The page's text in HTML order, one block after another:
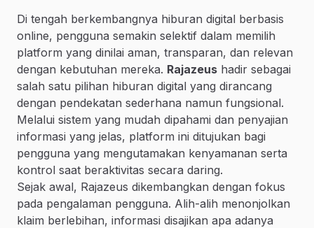
Di tengah berkembangnya hiburan digital berbasis
online, pengguna semakin selektif dalam memilih
platform yang dinilai aman, transparan, dan relevan
dengan kebutuhan mereka. Rajazeus hadir sebagai
salah satu pilihan hiburan digital yang dirancang
dengan pendekatan sederhana namun fungsional.
Melalui sistem yang mudah dipahami dan penyajian
informasi yang jelas, platform ini ditujukan bagi
pengguna yang mengutamakan kenyamanan serta
kontrol saat beraktivitas secara daring.
Sejak awal, Rajazeus dikembangkan dengan fokus
pada pengalaman pengguna. Alih-alih menonjolkan
klaim berlebihan, informasi disajikan apa adanya